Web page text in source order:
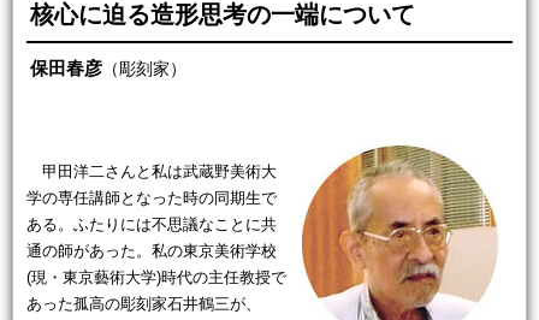
核心に迫る造形思考の一端について
保田春彦（彫刻家）
甲田洋二さんと私は武蔵野美術大
学の専任講師となった時の同期生で
ある。ふたりには不思議なことに共
通の師があった。私の東京美術学校
(現・東京藝術大学)時代の主任教授で
あった孤高の彫刻家石井鶴三が、